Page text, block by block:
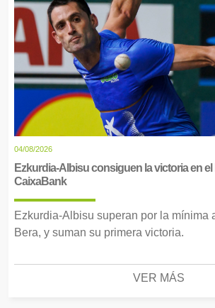
04/08/2026
Ezkurdia-Albisu consiguen la victoria en el
CaixaBank
Ezkurdia-Albisu superan por la mínima
Bera, y suman su primera victoria.
VER MÁS